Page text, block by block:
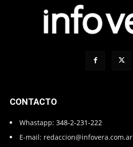
CONTACTO
Whastapp: 348-2-231-222
E-mail: redaccion@infovera.com.ar